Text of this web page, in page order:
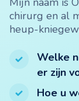
chirurg en al
heup-
Welke
er zijn
Hoe u